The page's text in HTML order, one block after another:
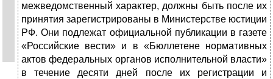
межведомственный характер, должны быть после их
принятия зарегистрированы в Министерстве юстиции
РФ. Они подлежат официальной публикации в газете
«Российские вести» и в «Бюллетене нормативных
актов федеральных органов исполнительной власти»
в течение десяти дней после их регистрации и